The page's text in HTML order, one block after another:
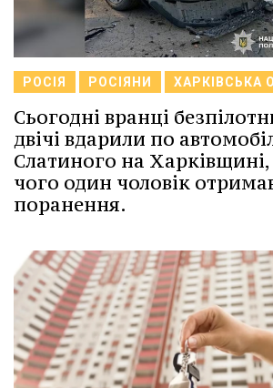
РОСІЯ РОСІЯНИ ХАРКІВСЬКА
Сьогодні вранці
двічі вдарили по
Слатиного на Харківщині,
чого один чоловік
поранення.